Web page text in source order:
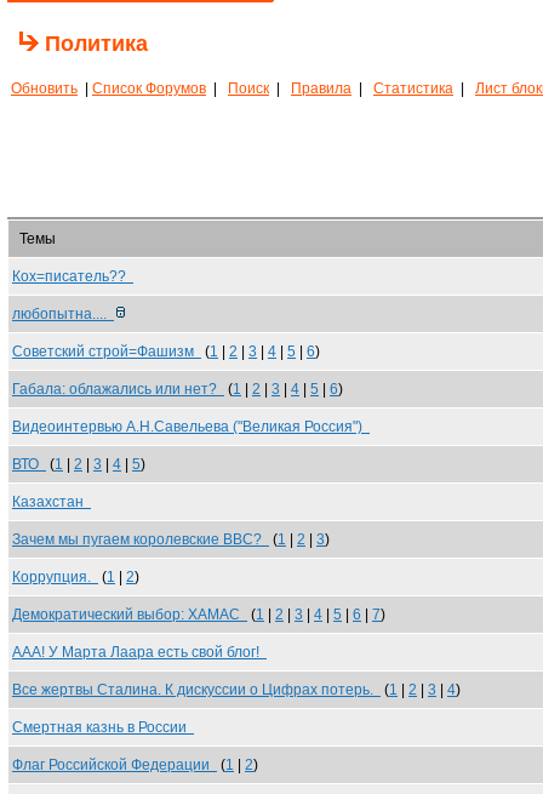
Политика
Обновить Список Форумов Поиск Правила Статистика Лист
Темы
Кох=писатель??
любопытна....
Советский строй=Фашизм (1 2 3 4 5 6)
Габала: облажались или нет? (1 2 3 4 5 6)
Видеоинтервью А.Н.Савельева ("Великая Россия")
ВТО (1 2 3 4 5)
Казахстан
Зачем мы пугаем королевские ВВС? (1 2 3)
Коррупция. (1 2)
Демократический выбор: ХАМАС (1 2 3 4 5 6 7)
ААА! У Марта Лаара есть свой блог!
Все жертвы Сталина. К дискуссии о Цифрах потерь. (1 2 3 4)
Смертная казнь в России
Флаг Российской Федерации (1 2)